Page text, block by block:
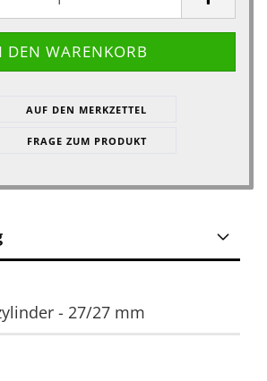
AUF DEN MERKZETTEL
FRAGE ZUM PRODUKT
- 27/27 mm